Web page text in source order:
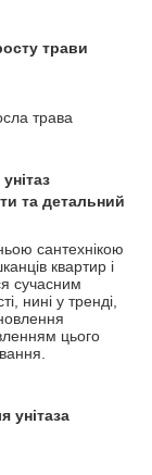
трави
трава
та детальний
сантехнікою
квартир і
сучасним
нині у тренді,
цього
унітаза